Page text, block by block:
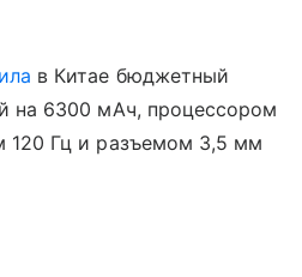
в Китае бюджетный
на 6300 мАч, процессором
120 Гц и разъемом 3,5 мм